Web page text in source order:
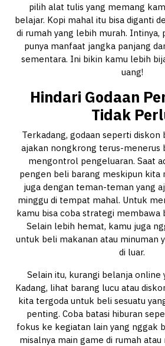
pilih alat tulis yang memang
belajar. Kopi mahal itu bisa diganti
di rumah yang lebih murah. Intinya,
punya manfaat jangka panjang
sementara. Ini bikin kamu lebih
uang!
Hindari Godaan
Tidak
Terkadang, godaan seperti diskon
ajakan nongkrong terus-menerus
mengontrol pengeluaran. Saat
pengen beli barang meskipun kita
juga dengan teman-teman yang
minggu di tempat mahal. Untuk
kamu bisa coba strategi membawa
Selain lebih hemat, kamu juga
untuk beli makanan atau minuman
di luar.
Selain itu, kurangi belanja online
Kadang, lihat barang lucu atau
kita tergoda untuk beli sesuatu
penting. Coba batasi hiburan
fokus ke kegiatan lain yang nggak
misalnya main game di rumah